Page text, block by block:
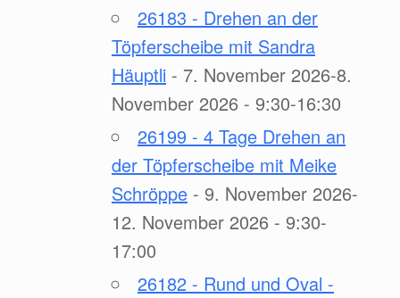
26183 - Drehen an der
Töpferscheibe mit Sandra
Häuptli - 7. November 2026-8.
November 2026 - 9:30-16:30
26199 - 4 Tage Drehen an
der Töpferscheibe mit Meike
Schröppe - 9. November 2026-
12. November 2026 - 9:30-
17:00
26182 - Rund und Oval -